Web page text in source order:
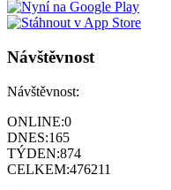
Návštěvnost
Návštěvnost:
ONLINE:0
DNES:165
TÝDEN:874
CELKEM:476211